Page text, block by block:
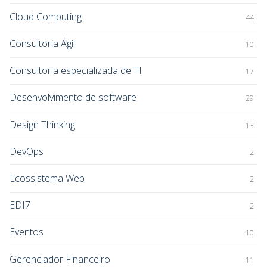
Cloud Computing 44
Consultoria Ágil 10
Consultoria especializada de TI 17
Desenvolvimento de software 29
Design Thinking 13
DevOps 2
Ecossistema Web 2
EDI7 2
Eventos 10
Gerenciador Financeiro 11